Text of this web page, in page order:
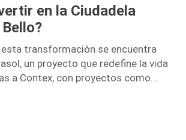
en la Ciudadela
esta transformación se encuentra
un proyecto que redefine la vida
a Contex, con proyectos como